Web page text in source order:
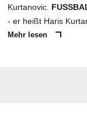
Kurtanovic.
- er heißt Haris
Mehr lesen